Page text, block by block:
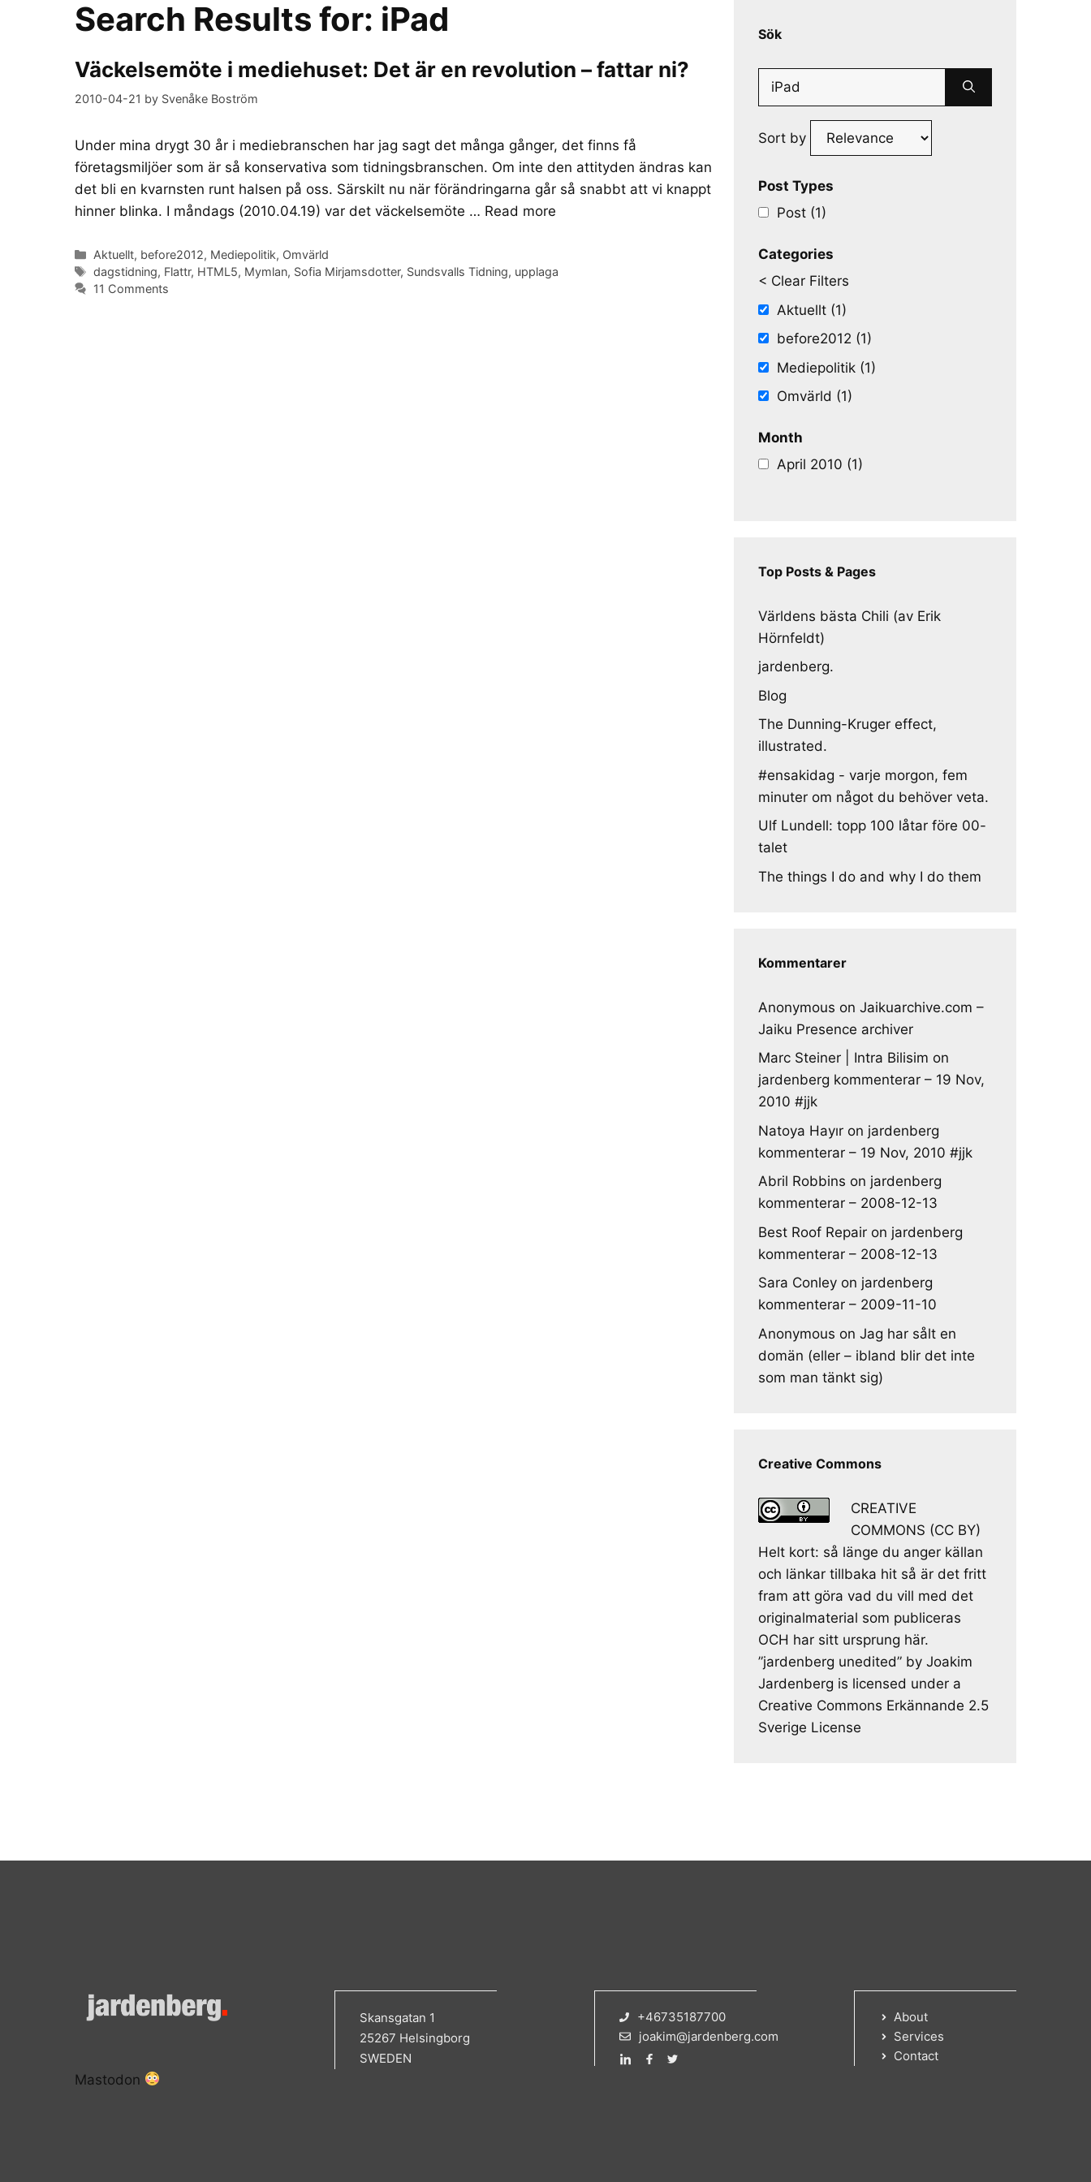
Search Results for: iPad
Väckelsemöte i mediehuset: Det är en revolution – fattar ni?
2010-04-21 by Svenåke Boström
Under mina drygt 30 år i mediebranschen har jag sagt det många gånger, det finns få
företagsmiljöer som är så konservativa som tidningsbranschen. Om inte den attityden ändras kan
det bli en kvarnsten runt halsen på oss. Särskilt nu när förändringarna går så snabbt att vi knappt
hinner blinka. I måndags (2010.04.19) var det väckelsemöte … Read more
Categories
Aktuellt, before2012, Mediepolitik, Omvärld
Tags
dagstidning, Flattr, HTML5, Mymlan, Sofia Mirjamsdotter, Sundsvalls Tidning, upplaga
11 Comments
Sök
Search
Sort by
Post Types
Post (1)
Categories
< Clear Filters
Aktuellt (1)
before2012 (1)
Mediepolitik (1)
Omvärld (1)
Month
April 2010 (1)
Top Posts & Pages
Världens bästa Chili (av Erik
Hörnfeldt)
jardenberg.
Blog
The Dunning-Kruger effect,
illustrated.
#ensakidag - varje morgon, fem
minuter om något du behöver veta.
Ulf Lundell: topp 100 låtar före 00-
talet
The things I do and why I do them
Kommentarer
Anonymous on Jaikuarchive.com –
Jaiku Presence archiver
Marc Steiner | Intra Bilisim on
jardenberg kommenterar – 19 Nov,
2010 #jjk
Natoya Hayır on jardenberg
kommenterar – 19 Nov, 2010 #jjk
Abril Robbins on jardenberg
kommenterar – 2008-12-13
Best Roof Repair on jardenberg
kommenterar – 2008-12-13
Sara Conley on jardenberg
kommenterar – 2009-11-10
Anonymous on Jag har sålt en
domän (eller – ibland blir det inte
som man tänkt sig)
Creative Commons
CREATIVE
COMMONS (CC BY)
Helt kort: så länge du anger källan
och länkar tillbaka hit så är det fritt
fram att göra vad du vill med det
originalmaterial som publiceras
OCH har sitt ursprung här.
”jardenberg unedited” by Joakim
Jardenberg is licensed under a
Creative Commons Erkännande 2.5
Sverige License
Skansgatan 1
25267 Helsingborg
SWEDEN
+46735187700
joakim@jardenberg.com
About
Services
Contact
Mastodon